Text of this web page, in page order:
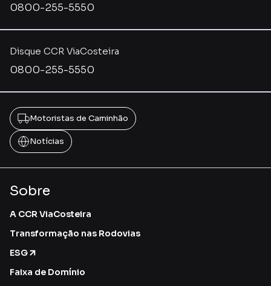
Disque CCR ViaCosteira
0800-255-5550
0800-255-5550
Motoristas de Caminhão
Notícias
Sobre
A CCR ViaCosteira
Transformação nas Rodovias
ESG
Faixa de Domínio